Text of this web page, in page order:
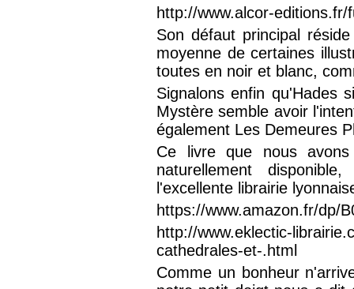
http://www.alcor-editions.fr/
Son défaut principal
moyenne de certaines
toutes en noir et blanc,
Signalons enfin qu'Hades
Mystère semble avoir
également Les Demeures
Ce livre que nous
naturellement
l'excellente librairie
https://www.amazon.fr/dp/
http://www.eklectic-
cathedrales-et-.html
Comme un bonheur